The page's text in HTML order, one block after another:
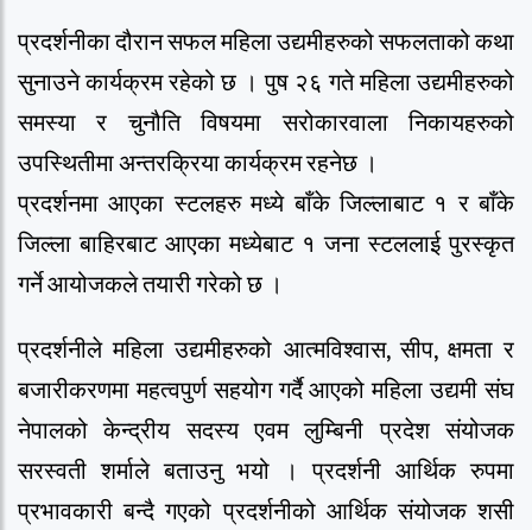
प्रदर्शनीका दौरान सफल महिला उद्यमीहरुको सफलताको कथा
सुनाउने कार्यक्रम रहेको छ । पुष २६ गते महिला उद्यमीहरुको
समस्या र चुनौति विषयमा सरोकारवाला निकायहरुको
उपस्थितीमा अन्तरक्रिया कार्यक्रम रहनेछ ।
प्रदर्शनमा आएका स्टलहरु मध्ये बाँके जिल्लाबाट १ र बाँके
जिल्ला बाहिरबाट आएका मध्येबाट १ जना स्टललाई पुरस्कृत
गर्ने आयोजकले तयारी गरेको छ ।
प्रदर्शनीले महिला उद्यमीहरुको आत्मविश्वास, सीप, क्षमता र
बजारीकरणमा महत्वपुर्ण सहयोग गर्दै आएको महिला उद्यमी संघ
नेपालको केन्द्रीय सदस्य एवम लुम्बिनी प्रदेश संयोजक
सरस्वती शर्माले बताउनु भयो । प्रदर्शनी आर्थिक रुपमा
प्रभावकारी बन्दै गएको प्रदर्शनीको आर्थिक संयोजक शसी